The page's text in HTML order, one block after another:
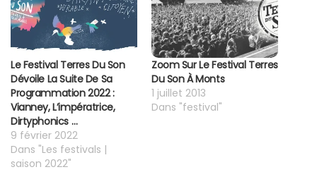
Le Festival Terres Du Son
Dévoile La Suite De Sa
Programmation 2022 :
Vianney, L’impératrice,
Dirtyphonics …
9 février 2022
Dans "Les festivals |
saison 2022"
Zoom Sur Le Festival Terres
Du Son À Monts
1 juillet 2013
Dans "festival"